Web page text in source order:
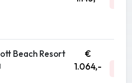
Beach Resort
€
1.064,-